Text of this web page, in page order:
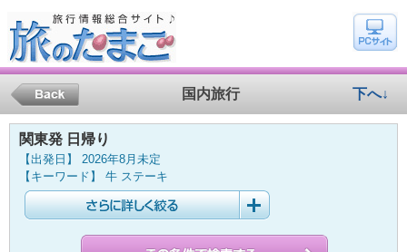
国内旅行 下へ↓
関東発 日帰り
【出発日】 2026年8月未定
【キーワード】 牛 ステーキ